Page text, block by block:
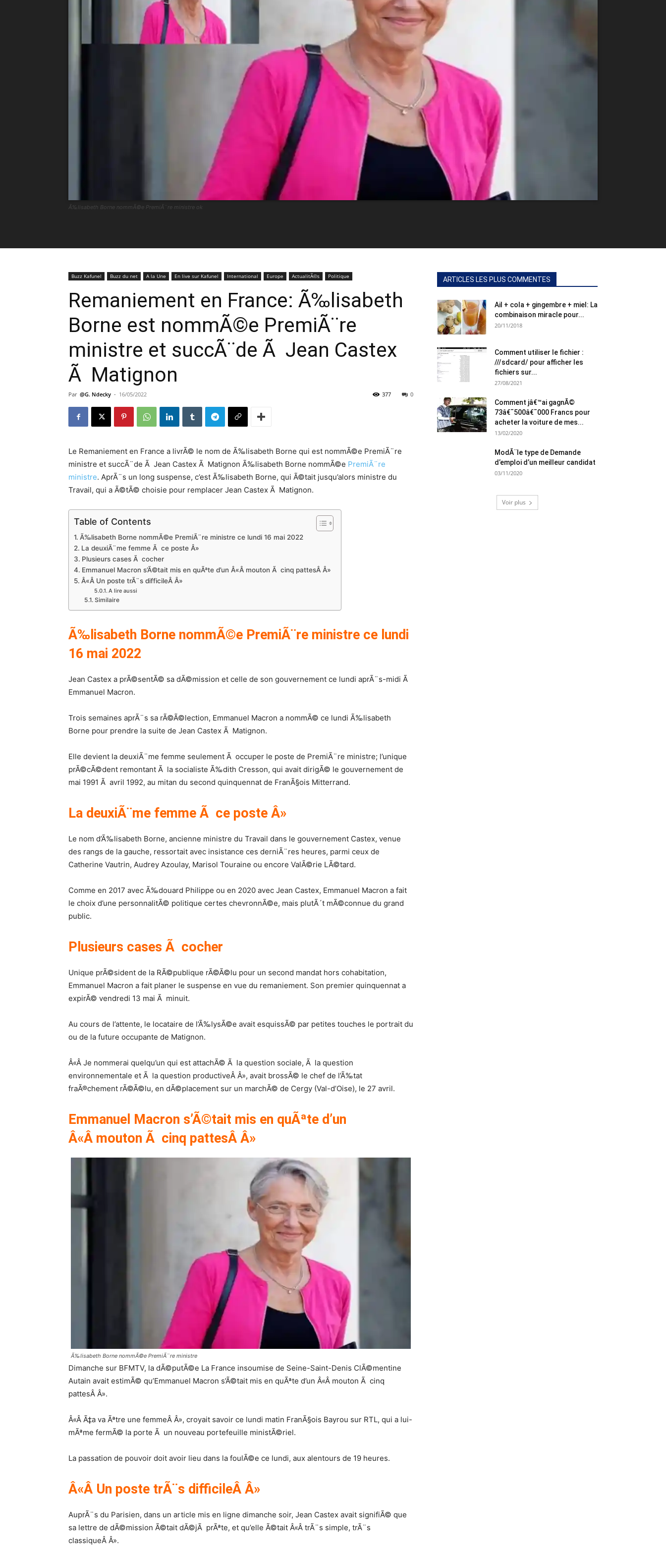
Ã‰lisabeth Borne nommÃ©e PremiÃ¨re ministre ok
Buzz Kafunel Buzz du net A la Une En live sur Kafunel International Europe ActualitÃ©s Politique
Remaniement en France: Ã‰lisabeth
Borne est nommÃ©e PremiÃ¨re
ministre et succÃ¨de Ã Jean Castex
Ã Matignon
Par @G. Ndecky - 16/05/2022 0
377
Le Remaniement en France a livrÃ© le nom de Ã‰lisabeth Borne qui est nommÃ©e PremiÃ¨re
ministre et succÃ¨de Ã Jean Castex Ã Matignon Ã‰lisabeth Borne nommÃ©e PremiÃ¨re
ministre. AprÃ¨s un long suspense, c’est Ã‰lisabeth Borne, qui Ã©tait jusqu’alors ministre du
Travail, qui a Ã©tÃ© choisie pour remplacer Jean Castex Ã Matignon.
Table of Contents
Ã‰lisabeth Borne nommÃ©e PremiÃ¨re ministre ce lundi 16 mai 2022
La deuxiÃ¨me femme Ã ce poste Â»
Plusieurs cases Ã cocher
Emmanuel Macron s’Ã©tait mis en quÃªte d’un Â«Â mouton Ã cinq pattesÂ Â»
Â«Â Un poste trÃ¨s difficileÂ Â»
A lire aussi
Similaire
Ã‰lisabeth Borne nommÃ©e PremiÃ¨re ministre ce lundi
16 mai 2022
Jean Castex a prÃ©sentÃ© sa dÃ©mission et celle de son gouvernement ce lundi aprÃ¨s-midi Ã
Emmanuel Macron.
Trois semaines aprÃ¨s sa rÃ©Ã©lection, Emmanuel Macron a nommÃ© ce lundi Ã‰lisabeth
Borne pour prendre la suite de Jean Castex Ã Matignon.
Elle devient la deuxiÃ¨me femme seulement Ã occuper le poste de PremiÃ¨re ministre; l’unique
prÃ©cÃ©dent remontant Ã la socialiste Ã‰dith Cresson, qui avait dirigÃ© le gouvernement de
mai 1991 Ã avril 1992, au mitan du second quinquennat de FranÃ§ois Mitterrand.
La deuxiÃ¨me femme Ã ce poste Â»
Le nom d’Ã‰lisabeth Borne, ancienne ministre du Travail dans le gouvernement Castex, venue
des rangs de la gauche, ressortait avec insistance ces derniÃ¨res heures, parmi ceux de
Catherine Vautrin, Audrey Azoulay, Marisol Touraine ou encore ValÃ©rie LÃ©tard.
Comme en 2017 avec Ã‰douard Philippe ou en 2020 avec Jean Castex, Emmanuel Macron a fait
le choix d’une personnalitÃ© politique certes chevronnÃ©e, mais plutÃ´t mÃ©connue du grand
public.
Plusieurs cases Ã cocher
Unique prÃ©sident de la RÃ©publique rÃ©Ã©lu pour un second mandat hors cohabitation,
Emmanuel Macron a fait planer le suspense en vue du remaniement. Son premier quinquennat a
expirÃ© vendredi 13 mai Ã minuit.
Au cours de l’attente, le locataire de l’Ã‰lysÃ©e avait esquissÃ© par petites touches le portrait du
ou de la future occupante de Matignon.
Â«Â Je nommerai quelqu’un qui est attachÃ© Ã la question sociale, Ã la question
environnementale et Ã la question productiveÂ Â», avait brossÃ© le chef de l’Ã‰tat
fraÃ®chement rÃ©Ã©lu, en dÃ©placement sur un marchÃ© de Cergy (Val-d’Oise), le 27 avril.
Emmanuel Macron s’Ã©tait mis en quÃªte d’un
Â«Â mouton Ã cinq pattesÂ Â»
Ã‰lisabeth Borne nommÃ©e PremiÃ¨re ministre
Dimanche sur BFMTV, la dÃ©putÃ©e La France insoumise de Seine-Saint-Denis ClÃ©mentine
Autain avait estimÃ© qu’Emmanuel Macron s’Ã©tait mis en quÃªte d’un Â«Â mouton Ã cinq
pattesÂ Â».
Â«Â Ã‡a va Ãªtre une femmeÂ Â», croyait savoir ce lundi matin FranÃ§ois Bayrou sur RTL, qui a lui-
mÃªme fermÃ© la porte Ã un nouveau portefeuille ministÃ©riel.
La passation de pouvoir doit avoir lieu dans la foulÃ©e ce lundi, aux alentours de 19 heures.
Â«Â Un poste trÃ¨s difficileÂ Â»
AuprÃ¨s du Parisien, dans un article mis en ligne dimanche soir, Jean Castex avait signifiÃ© que
sa lettre de dÃ©mission Ã©tait dÃ©jÃ prÃªte, et qu’elle Ã©tait Â«Â trÃ¨s simple, trÃ¨s
classiqueÂ Â».
ARTICLES LES PLUS COMMENTES
Ail + cola + gingembre + miel: La
combinaison miracle pour...
20/11/2018
Comment utiliser le fichier :
///sdcard/ pour afficher les
fichiers sur...
27/08/2021
Comment jâ€™ai gagnÃ©
73â€¯500â€¯000 Francs pour
acheter la voiture de mes...
13/02/2020
ModÃ¨le type de Demande
d’emploi d’un meilleur candidat
03/11/2020
Voir plus